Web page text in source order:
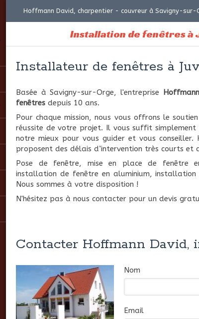
Hoffmann David, charpentier - couvreur à Savigny-sur-
Installation de fenêtres à
Installateur de fenêtres à
Basée à Savigny-sur-Orge, l'entreprise
fenêtres depuis 10 ans.
Pour chaque mission, nous vous offrons le
réussite de votre projet. Il vous suffit
notre mieux pour vous guider et vous
proposent des délais d’intervention très courts et
Pose de fenêtre, mise en place de fenêtre
installation de fenêtre en aluminium,
Nous sommes à votre disposition !
N'hésitez pas à nous contacter pour un devis
Contacter Hoffmann David,
Nom
Email